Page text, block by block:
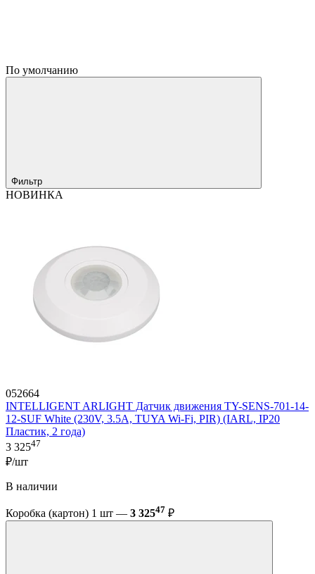
По умолчанию
Фильтр
НОВИНКА
052664
INTELLIGENT ARLIGHT Датчик движения TY-SENS-701-14-
12-SUF White (230V, 3.5A, TUYA Wi-Fi, PIR) (IARL, IP20
Пластик, 2 года)
3 32547
₽/шт
В наличии
Коробка (картон) 1 шт — 3 32547 ₽